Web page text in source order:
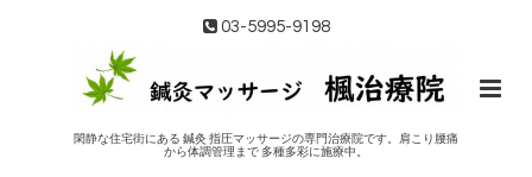
03-5995-9198
閑静な住宅街にある 鍼灸 指圧マッサージの専門治療院です。肩こり腰痛
から体調管理まで 多種多彩に施療中。